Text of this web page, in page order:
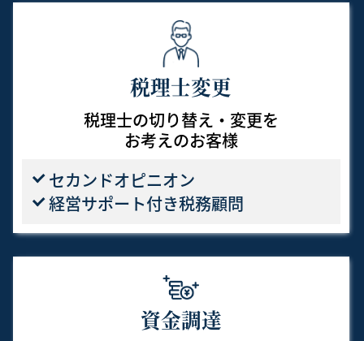
税理士変更
税理士の切り替え・変更を
お考えのお客様
セカンドオピニオン
経営サポート付き税務顧問
資金調達